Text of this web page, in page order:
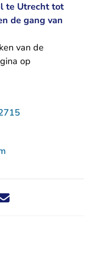
te Utrecht tot
de gang van
van de
op
nieuwsbericht via X -
dit nieuwsbericht via
dit nieuwsbericht
Deel dit